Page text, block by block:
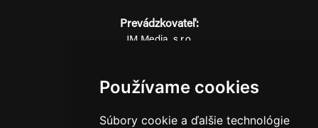
Používame cookies
Súbory cookie a ďalšie technológie
Prevádzkovateľ:
JM Media, s.r.o.
IČO: 52600998